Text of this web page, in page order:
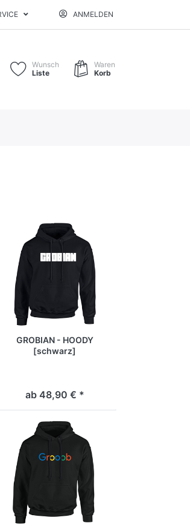
ANMELDEN
Wunsch
Liste
Waren
Korb
GROBIAN - HOODY
[schwarz]
ab 48,90 € *